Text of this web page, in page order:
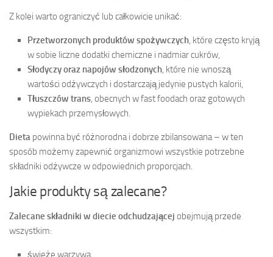
Z kolei warto ograniczyć lub całkowicie unikać:
Przetworzonych produktów spożywczych, które często kryją
w sobie liczne dodatki chemiczne i nadmiar cukrów,
Słodyczy oraz napojów słodzonych, które nie wnoszą
wartości odżywczych i dostarczają jedynie pustych kalorii,
Tłuszczów trans, obecnych w fast foodach oraz gotowych
wypiekach przemysłowych.
Dieta powinna być różnorodna i dobrze zbilansowana – w ten
sposób możemy zapewnić organizmowi wszystkie potrzebne
składniki odżywcze w odpowiednich proporcjach.
Jakie produkty są zalecane?
Zalecane składniki w diecie odchudzającej obejmują przede
wszystkim:
świeże warzywa,